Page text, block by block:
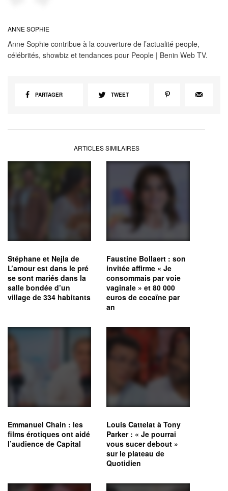
ANNE SOPHIE
Anne Sophie contribue à la couverture de l’actualité people,
célébrités, showbiz et tendances pour People | Benin Web TV.
PARTAGER TWEET
ARTICLES SIMILAIRES
Stéphane et Nejla de
L’amour est dans le pré
se sont mariés dans la
salle bondée d’un
village de 334 habitants
Faustine Bollaert : son
invitée affirme « Je
consommais par voie
vaginale » et 80 000
euros de cocaïne par
an
Emmanuel Chain : les
films érotiques ont aidé
l’audience de Capital
Louis Cattelat à Tony
Parker : « Je pourrai
vous sucer debout »
sur le plateau de
Quotidien